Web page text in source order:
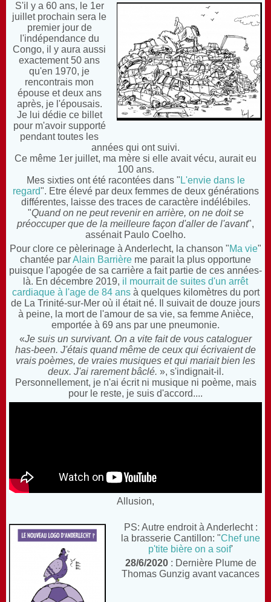
S'il y a 60 ans, le 1er
juillet prochain sera le
premier jour de
l'indépendance du
Congo, il y aura aussi
exactement 50 ans
qu'en 1970, je
rencontrais mon
épouse et deux ans
après, je l'épousais.
Je lui dédie ce billet
pour m'avoir supporté
pendant toutes les
années qui ont suivi.
Ce même 1er juillet, ma mère si elle avait vécu, aurait eu
100 ans.
Mes sixties ont été racontées dans " L'envie dans le
regard". Etre élevé par deux femmes de deux générations
différentes, laisse des traces de caractère indélébiles.
"Quand on ne peut revenir en arrière, on ne doit se
préoccuper que de la meilleure façon d'aller de l'avant",
assénait Paulo Coelho.
Pour clore ce pèlerinage à Anderlecht, la chanson "Ma vie"
chantée parAlain Barrière me parait la plus opportune
puisque l'apogée de sa carrière a fait partie de ces années-
là. En décembre 2019, il mourrait de suites d'un arrêt
cardiaque à l'age de 84 ansà quelques kilomètres du port
de La Trinité-sur-Mer où il était né. Il suivait de douze jours
à peine, la mort de l'amour de sa vie, sa femme Anièce,
emportée à 69 ans par une pneumonie.
«Je suis un survivant. On a vite fait de vous cataloguer
has-been. J'étais quand même de ceux qui écrivaient de
vrais poèmes, de vraies musiques et qui mariait bien les
deux. J'ai rarement bâclé. », s'indignait-il.
Personnellement, je n'ai écrit ni musique ni poème, mais
pour le reste, je suis d'accord....
Allusion,
PS: Autre endroit à Anderlecht :
la brasserie Cantillon: "Chef une
p'tite bière on a soif'
28/6/2020 : Dernière Plume de
Thomas Gunzig avant vacances